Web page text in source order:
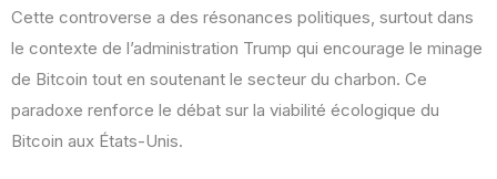
Cette controverse a des résonances politiques, surtout dans
le contexte de l’administration Trump qui encourage le minage
de Bitcoin tout en soutenant le secteur du charbon. Ce
paradoxe renforce le débat sur la viabilité écologique du
Bitcoin aux États-Unis.